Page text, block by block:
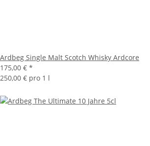
Ardbeg Single Malt Scotch Whisky Ardcore
175,00 € *
250,00 € pro 1 l